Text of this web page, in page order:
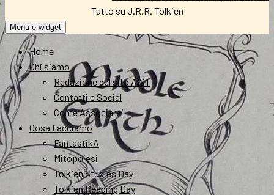
Tutto su J.R.R. Tolkien
Menu e widget
Home
Chi siamo
Redazione del sito AIST
Contatti e Social
Come Associarsi
Cosa Facciamo
FantastikA
Mitopoiesi
Tolkien Studies Day
Tolkien Reading Day